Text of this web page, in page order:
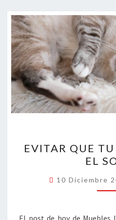
EVITAR QUE
EL
10 Diciembre
El post de hoy de